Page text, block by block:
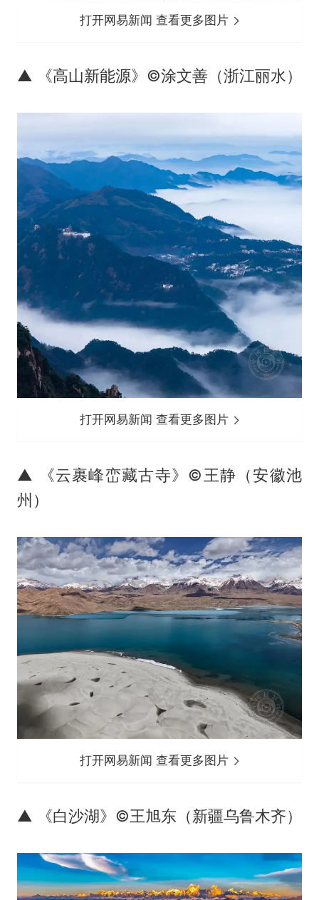
打开网易新闻 查看更多图片
▲ 《高山新能源》©涂文善（浙江丽水）
打开网易新闻 查看更多图片
▲ 《云裹峰峦藏古寺》©王静（安徽池
州）
打开网易新闻 查看更多图片
▲ 《白沙湖》©王旭东（新疆乌鲁木齐）